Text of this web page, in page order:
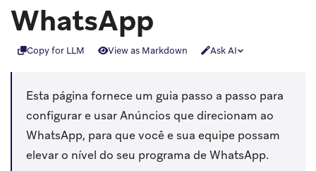
WhatsApp
Copy for LLM View as Markdown Ask AI
Esta página fornece um guia passo a passo para
configurar e usar Anúncios que direcionam ao
WhatsApp, para que você e sua equipe possam
elevar o nível do seu programa de WhatsApp.